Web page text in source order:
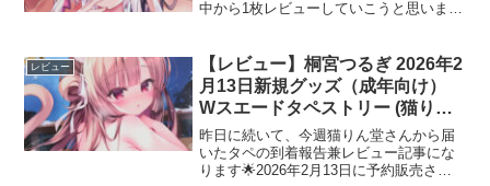
中から1枚レビューしていこうと思います
モカさん「表紙絵タペ（SJ版）」レビュ
ーまずは...
レビュー
【レビュー】桐宮つるぎ 2026年2
月13日新規グッズ（成年向け）
Wスエードタペストリー (猫りん
堂)
昨日に続いて、今週猫りん堂さんから届
いたタペの到着報告兼レビュー記事にな
ります🌟2026年2月13日に予約販売され